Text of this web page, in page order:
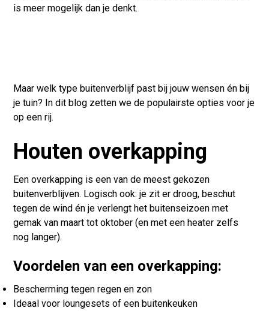
is meer mogelijk dan je denkt.
Maar welk type buitenverblijf past bij jouw wensen én bij
je tuin? In dit blog zetten we de populairste opties voor je
op een rij.
Houten overkapping
Een overkapping is een van de meest gekozen
buitenverblijven. Logisch ook: je zit er droog, beschut
tegen de wind én je verlengt het buitenseizoen met
gemak van maart tot oktober (en met een heater zelfs
nog langer).
Voordelen van een overkapping:
Bescherming tegen regen en zon
Ideaal voor loungesets of een buitenkeuken